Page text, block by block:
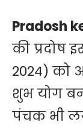
Pradosh
की प्रदोष
2024) को
शुभ योग बन
पंचक भी